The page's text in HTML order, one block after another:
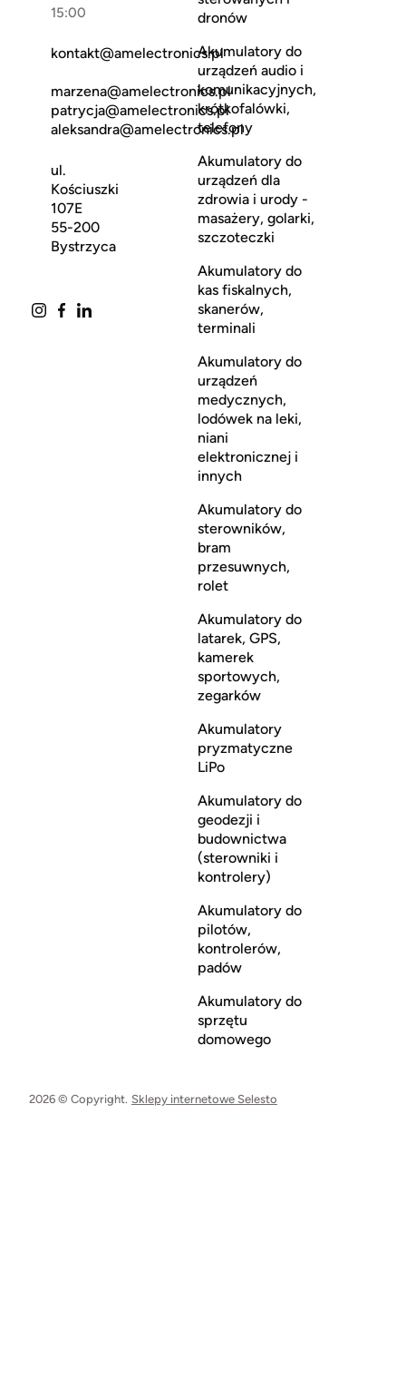
15:00
kontakt@amelectronics.pl
marzena@amelectronics.pl
patrycja@amelectronics.pl
aleksandra@amelectronics.pl
ul.
Kościuszki
107E
55-200
Bystrzyca
dronów
Akumulatory do
urządzeń audio i
komunikacyjnych,
krótkofalówki,
telefony
Akumulatory do
urządzeń dla
zdrowia i urody -
masażery, golarki,
szczoteczki
Akumulatory do
kas fiskalnych,
skanerów,
terminali
Akumulatory do
urządzeń
medycznych,
lodówek na leki,
niani
elektronicznej i
innych
Akumulatory do
sterowników,
bram
przesuwnych,
rolet
Akumulatory do
latarek, GPS,
kamerek
sportowych,
zegarków
Akumulatory
pryzmatyczne
LiPo
Akumulatory do
geodezji i
budownictwa
(sterowniki i
kontrolery)
Akumulatory do
pilotów,
kontrolerów,
padów
Akumulatory do
sprzętu
domowego
2026 © Copyright. Sklepy internetowe Selesto